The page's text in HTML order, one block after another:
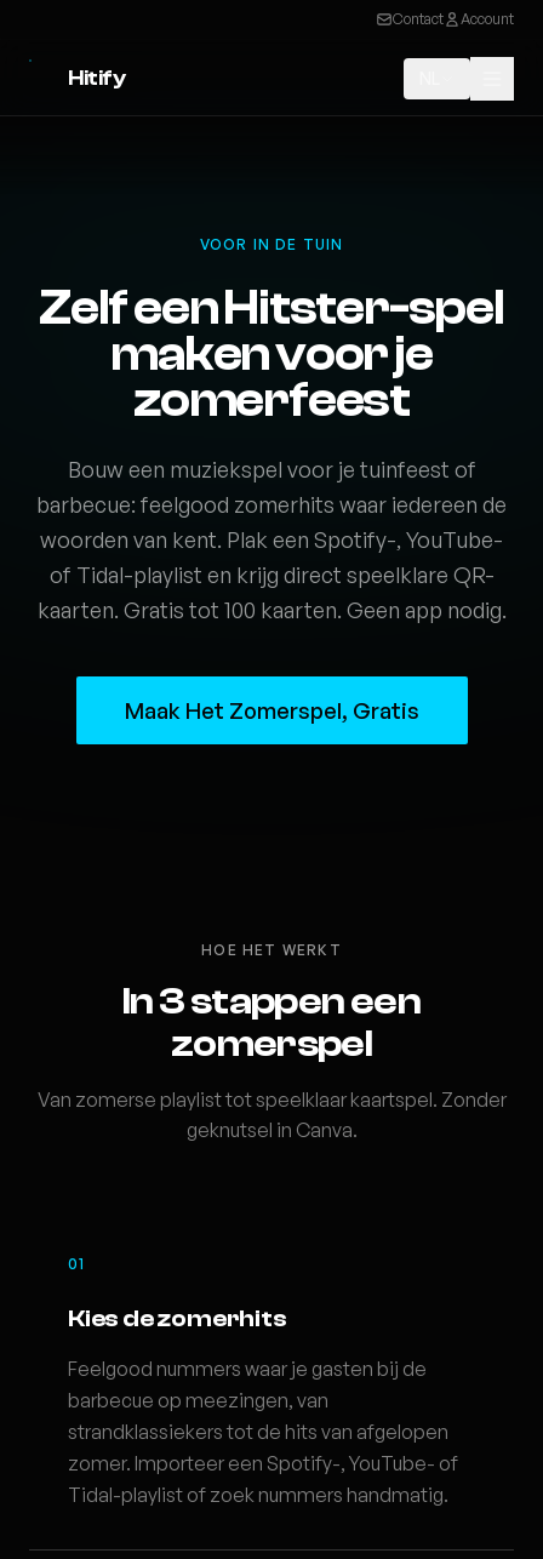
Contact Account
Hitify
VOOR IN DE TUIN
Zelf een Hitster-spel
maken voor je
zomerfeest
Bouw een muziekspel voor je tuinfeest of
barbecue: feelgood zomerhits waar iedereen de
woorden van kent. Plak een Spotify-, YouTube-
of Tidal-playlist en krijg direct speelklare QR-
kaarten. Gratis tot 100 kaarten. Geen app nodig.
Maak Het Zomerspel, Gratis
HOE HET WERKT
In 3 stappen een
zomerspel
Van zomerse playlist tot speelklaar kaartspel. Zonder
geknutsel in Canva.
01
Kies de zomerhits
Feelgood nummers waar je gasten bij de
barbecue op meezingen, van
strandklassiekers tot de hits van afgelopen
zomer. Importeer een Spotify-, YouTube- of
Tidal-playlist of zoek nummers handmatig.